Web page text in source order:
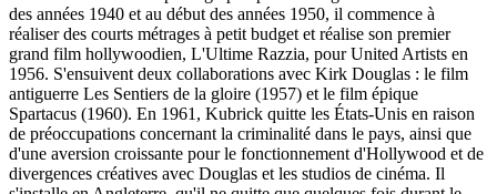
des années 1940 et au début des années 1950, il commence à
réaliser des courts métrages à petit budget et réalise son premier
grand film hollywoodien, L'Ultime Razzia, pour United Artists en
1956. S'ensuivent deux collaborations avec Kirk Douglas : le film
antiguerre Les Sentiers de la gloire (1957) et le film épique
Spartacus (1960). En 1961, Kubrick quitte les États-Unis en raison
de préoccupations concernant la criminalité dans le pays, ainsi que
d'une aversion croissante pour le fonctionnement d'Hollywood et de
divergences créatives avec Douglas et les studios de cinéma. Il